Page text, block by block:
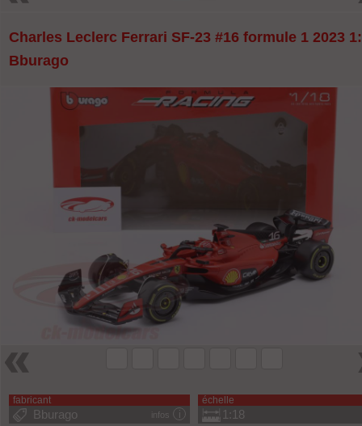
Charles Leclerc Ferrari SF-23 #16 formule 1 2023
Bburago
fabricant
infos
Bburago
échelle
1:18